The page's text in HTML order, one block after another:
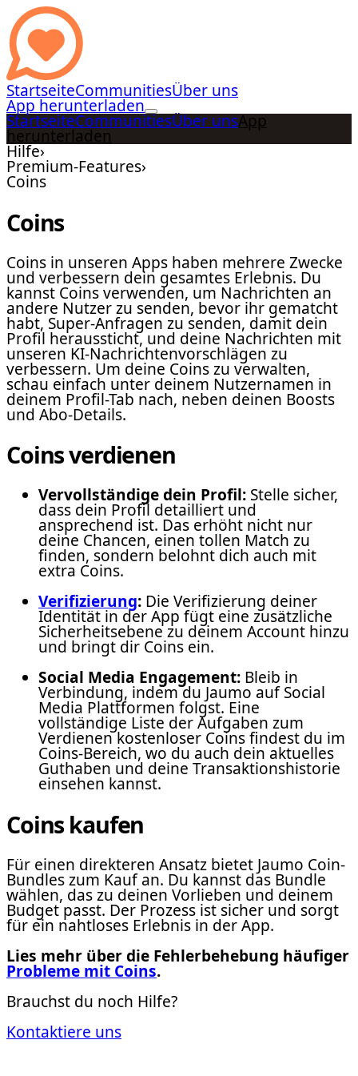
StartseiteCommunitiesÜber uns
App herunterladen
StartseiteCommunitiesÜber unsApp
herunterladen
Hilfe›
Premium-Features›
Coins
Coins
Coins in unseren Apps haben mehrere Zwecke
und verbessern dein gesamtes Erlebnis. Du
kannst Coins verwenden, um Nachrichten an
andere Nutzer zu senden, bevor ihr gematcht
habt, Super-Anfragen zu senden, damit dein
Profil heraussticht, und deine Nachrichten mit
unseren KI-Nachrichtenvorschlägen zu
verbessern. Um deine Coins zu verwalten,
schau einfach unter deinem Nutzernamen in
deinem Profil-Tab nach, neben deinen Boosts
und Abo-Details.
Coins verdienen
Vervollständige dein Profil: Stelle sicher,
dass dein Profil detailliert und
ansprechend ist. Das erhöht nicht nur
deine Chancen, einen tollen Match zu
finden, sondern belohnt dich auch mit
extra Coins.
Verifizierung: Die Verifizierung deiner
Identität in der App fügt eine zusätzliche
Sicherheitsebene zu deinem Account hinzu
und bringt dir Coins ein.
Social Media Engagement: Bleib in
Verbindung, indem du Jaumo auf Social
Media Plattformen folgst. Eine
vollständige Liste der Aufgaben zum
Verdienen kostenloser Coins findest du im
Coins-Bereich, wo du auch dein aktuelles
Guthaben und deine Transaktionshistorie
einsehen kannst.
Coins kaufen
Für einen direkteren Ansatz bietet Jaumo Coin-
Bundles zum Kauf an. Du kannst das Bundle
wählen, das zu deinen Vorlieben und deinem
Budget passt. Der Prozess ist sicher und sorgt
für ein nahtloses Erlebnis in der App.
Lies mehr über die Fehlerbehebung häufiger
Probleme mit Coins.
Brauchst du noch Hilfe?
Kontaktiere uns